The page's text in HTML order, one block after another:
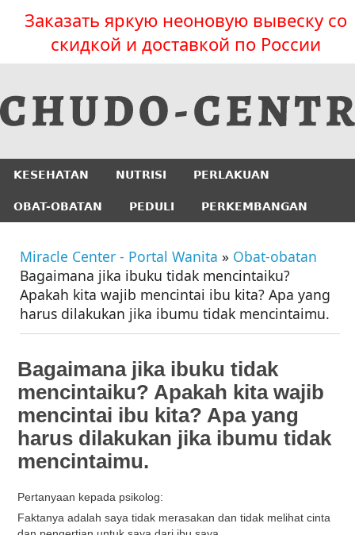
Заказать яркую неоновую вывеску со
скидкой и доставкой по России
KESEHATAN NUTRISI PERLAKUAN
OBAT-OBATAN PEDULI PERKEMBANGAN
Miracle Center - Portal Wanita » Obat-obatan
Bagaimana jika ibuku tidak mencintaiku?
Apakah kita wajib mencintai ibu kita? Apa yang
harus dilakukan jika ibumu tidak mencintaimu.
Bagaimana jika ibuku tidak
mencintaiku? Apakah kita wajib
mencintai ibu kita? Apa yang
harus dilakukan jika ibumu tidak
mencintaimu.
Pertanyaan kepada psikolog:
Faktanya adalah saya tidak merasakan dan tidak melihat cinta